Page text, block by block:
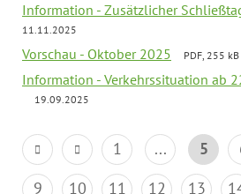
Information - Zusätzlicher
11.11.2025
Vorschau - Oktober 2025 PDF, 255 kB
Information - Verkehrssituation ab
19.09.2025
1 ... 5
9
10 11 12 13